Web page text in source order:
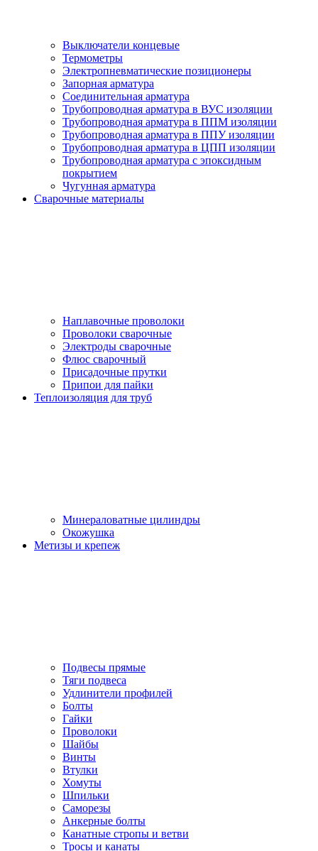
Выключатели концевые
Термометры
Электропневматические позиционеры
Запорная арматура
Соединительная арматура
Трубопроводная арматура в ВУС изоляции
Трубопроводная арматура в ППМ изоляции
Трубопроводная арматура в ППУ изоляции
Трубопроводная арматура в ЦПП изоляции
Трубопроводная арматура с эпоксидным
покрытием
Чугунная арматура
Сварочные материалы
Наплавочные проволоки
Проволоки сварочные
Электроды сварочные
Флюс сварочный
Присадочные прутки
Припои для пайки
Теплоизоляция для труб
Минераловатные цилиндры
Окожушка
Метизы и крепеж
Подвесы прямые
Тяги подвеса
Удлинители профилей
Болты
Гайки
Проволоки
Шайбы
Винты
Втулки
Хомуты
Шпильки
Саморезы
Анкерные болты
Канатные стропы и ветви
Тросы и канаты